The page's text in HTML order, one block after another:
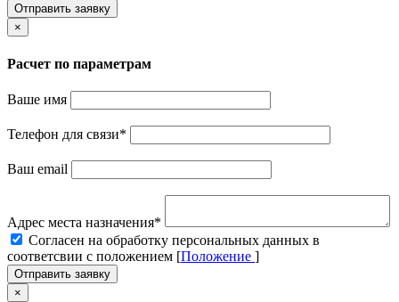
Отправить заявку
×
Расчет по параметрам
Ваше имя
Телефон для связи*
Ваш email
Адрес места назначения*
Cогласен на обработку персональных данных в
соответсвии с положением [Положение ]
Отправить заявку
×